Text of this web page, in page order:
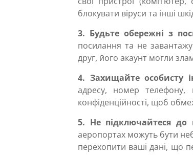
блокувати віруси та інші
3. Будьте обережні з
посилання та не
друг, його акаунт могли
4. Захищайте особисту
адресу, номер телефону,
конфіденційності, щоб
5. Не підключайтеся до
аеропортах можуть бути
перехопити ваші дані, що